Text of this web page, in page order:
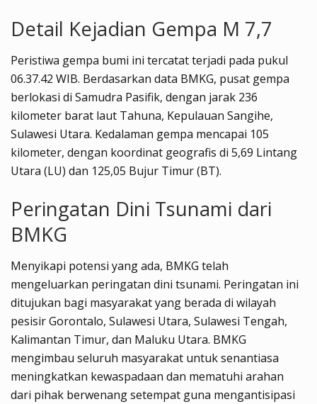
Detail Kejadian Gempa M 7,7
Peristiwa gempa bumi ini tercatat terjadi pada pukul
06.37.42 WIB. Berdasarkan data BMKG, pusat gempa
berlokasi di Samudra Pasifik, dengan jarak 236
kilometer barat laut Tahuna, Kepulauan Sangihe,
Sulawesi Utara. Kedalaman gempa mencapai 105
kilometer, dengan koordinat geografis di 5,69 Lintang
Utara (LU) dan 125,05 Bujur Timur (BT).
Peringatan Dini Tsunami dari
BMKG
Menyikapi potensi yang ada, BMKG telah
mengeluarkan peringatan dini tsunami. Peringatan ini
ditujukan bagi masyarakat yang berada di wilayah
pesisir Gorontalo, Sulawesi Utara, Sulawesi Tengah,
Kalimantan Timur, dan Maluku Utara. BMKG
mengimbau seluruh masyarakat untuk senantiasa
meningkatkan kewaspadaan dan mematuhi arahan
dari pihak berwenang setempat guna mengantisipasi